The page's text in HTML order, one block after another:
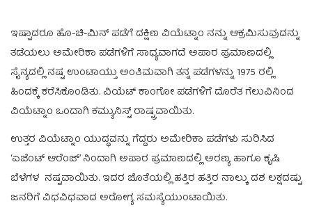
ಇಷ್ಟಾದರೂ ಹೊ-ಚಿ-ಮಿನ್ ಪಡೆಗೆ ದಕ್ಷಿಣ ವಿಯೆಟ್ನಾಂ ನನ್ನು ಆಕ್ರಮಿಸುವುದನ್ನು
ತಡೆಯಲು ಅಮೇರಿಕಾ ಪಡೆಗಳಿಗೆ ಸಾಧ್ಯವಾಗದೆ ಅಪಾರ ಪ್ರಮಾಣದಲ್ಲಿ
ಸೈನ್ಯದಲ್ಲಿ ನಷ್ಟ ಉಂಟಾಯ್ತು‌ ಅಂತಿಮವಾಗಿ ತನ್ನ ಪಡೆಗಳನ್ನು 1975 ರಲ್ಲಿ
ಹಿಂದಕ್ಕೆ ಕರೆಸಿಕೊಂಡಿತು. ವಿಯೆಟ್ ಕಾಂಗೋ ಪಡೆಗಳಿಗೆ ದೊರೆತ ಗೆಲುವಿನಿಂದ
ವಿಯೆಟ್ನಾಂ ಒಂದಾಗಿ ಕಮ್ಯುನಿಸ್ಟ್ ರಾಷ್ಟ್ರವಾಯಿತು.
ಉತ್ತರ ವಿಯೆಟ್ನಾಂ ಯುದ್ಧವನ್ನು ಗೆದ್ದರು ಅಮೇರಿಕಾ ಪಡೆಗಳು ಸುರಿಸಿದ
‘ಏಜೆಂಟ್ ಆರೆಂಜ್’ ನಿಂದಾಗಿ ಅಪಾರ ಪ್ರಮಾಣದಲ್ಲಿ ಅರಣ್ಯ ಹಾಗೂ ಕೃಷಿ
ಬೆಳೆಗಳ ನಷ್ಟವಾಯಿತು. ಇದರ ಜೊತೆಯಲ್ಲಿ ಹತ್ತಿರ ಹತ್ತಿರ ನಾಲ್ಕು ದಶ ಲಕ್ಷದಷ್ಟು
ಜನರಿಗೆ ವಿಧವಿಧವಾದ ಅರೋಗ್ಯ ಸಮಸ್ಯೆಯುಂಟಾಯಿತು.